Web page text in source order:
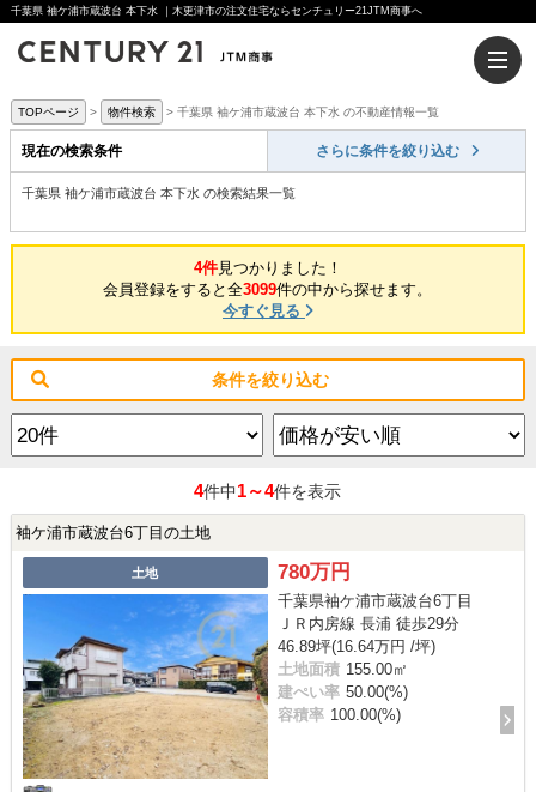
千葉県 袖ケ浦市蔵波台 本下水 ｜木更津市の注文住宅ならセンチュリー21JTM商事へ
TOPページ 物件検索 千葉県 袖ケ浦市蔵波台 本下水 の不動産情報一覧
現在の検索条件 さらに条件を絞り込む
千葉県 袖ケ浦市蔵波台 本下水 の検索結果一覧
4件見つかりました！
会員登録をすると全3099件の中から探せます。
今すぐ見る
条件を絞り込む
4件中1～4件を表示
袖ケ浦市蔵波台6丁目の土地
土地 780万円
千葉県袖ケ浦市蔵波台6丁目
ＪＲ内房線 長浦 徒歩29分
46.89坪(16.64万円 /坪)
土地面積 155.00㎡
建ぺい率 50.00(%)
容積率 100.00(%)